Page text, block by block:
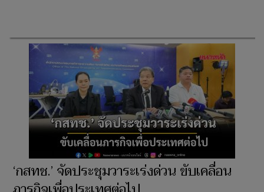
‘กสทช.’ จัดประชุมวาระเร่งด่วน ขับเคลื่อน